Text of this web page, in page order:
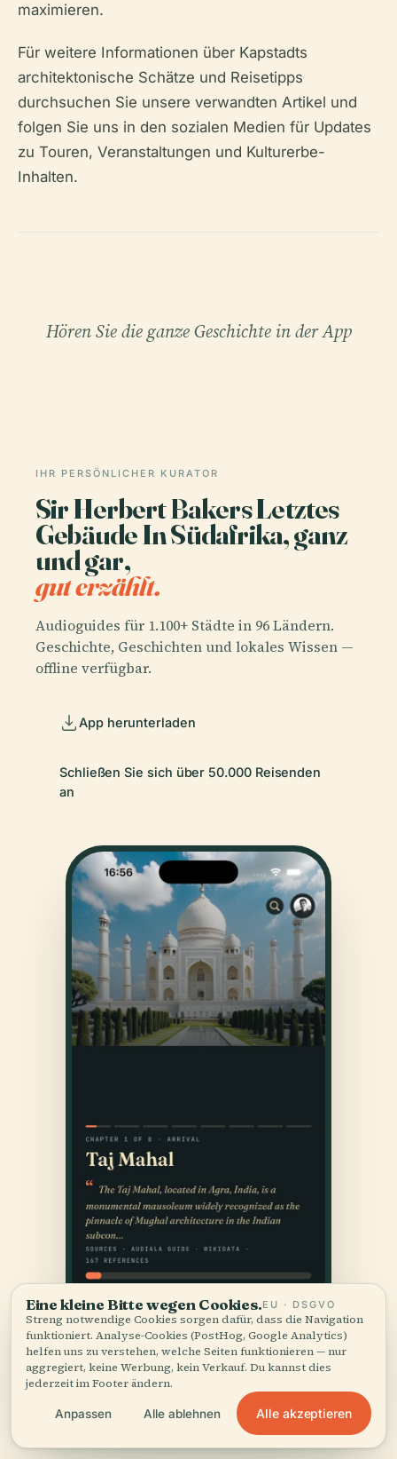
maximieren.
Für weitere Informationen über Kapstadts
architektonische Schätze und Reisetipps
durchsuchen Sie unsere verwandten Artikel und
folgen Sie uns in den sozialen Medien für Updates
zu Touren, Veranstaltungen und Kulturerbe-
Inhalten.
Hören Sie die ganze Geschichte in der App
IHR PERSÖNLICHER KURATOR
Sir Herbert Bakers Letztes
Gebäude In Südafrika, ganz
und gar,
gut erzählt.
Audioguides für 1.100+ Städte in 96 Ländern.
Geschichte, Geschichten und lokales Wissen —
offline verfügbar.
App herunterladen
Schließen Sie sich über 50.000 Reisenden
an
Eine kleine Bitte wegen Cookies.EU · DSGVO
Streng notwendige Cookies sorgen dafür, dass die Navigation
funktioniert. Analyse-Cookies (PostHog, Google Analytics)
helfen uns zu verstehen, welche Seiten funktionieren — nur
aggregiert, keine Werbung, kein Verkauf. Du kannst dies
jederzeit im Footer ändern.
Anpassen Alle ablehnen Alle akzeptieren